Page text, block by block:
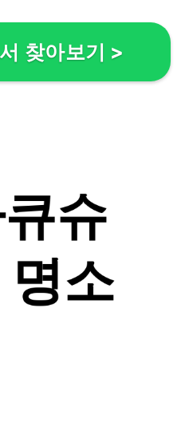
찾아보기 >